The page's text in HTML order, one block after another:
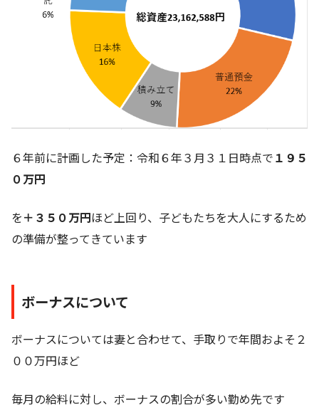
６年前に計画した予定：令和６年３月３１日時点で１９５
０万円
を＋３５０万円ほど上回り、子どもたちを大人にするため
の準備が整ってきています
ボーナスについて
ボーナスについては妻と合わせて、手取りで年間およそ２
００万円ほど
毎月の給料に対し、ボーナスの割合が多い勤め先です